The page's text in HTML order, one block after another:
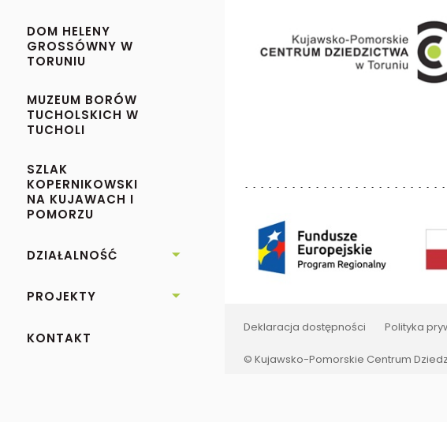
DOM HELENY
GROSSÓWNY W
TORUNIU
MUZEUM BORÓW
TUCHOLSKICH W
TUCHOLI
SZLAK
KOPERNIKOWSKI
NA KUJAWACH I
POMORZU
DZIAŁALNOŚĆ 
PROJEKTY 
KONTAKT
Deklaracja dostępności Polityka
© Kujawsko-Pomorskie Centrum